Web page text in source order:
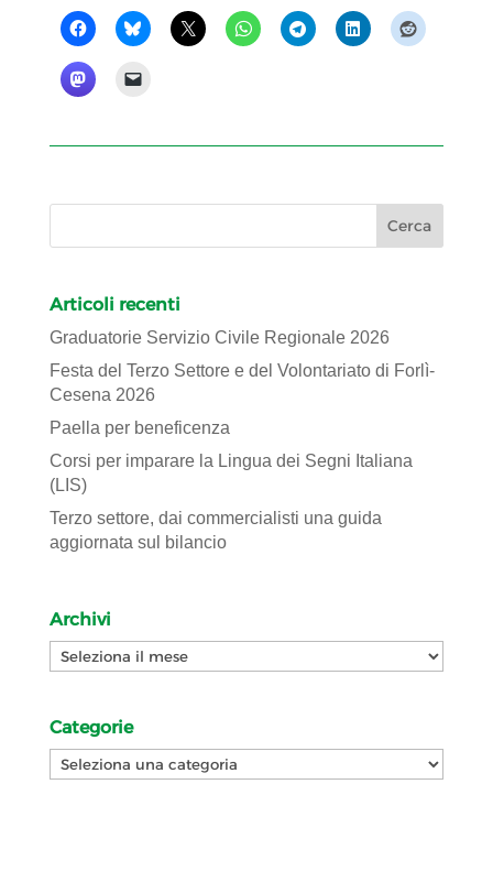
Articoli recenti
Graduatorie Servizio Civile Regionale 2026
Festa del Terzo Settore e del Volontariato di Forlì-
Cesena 2026
Paella per beneficenza
Corsi per imparare la Lingua dei Segni Italiana
(LIS)
Terzo settore, dai commercialisti una guida
aggiornata sul bilancio
Archivi
Archivi
Categorie
Categorie